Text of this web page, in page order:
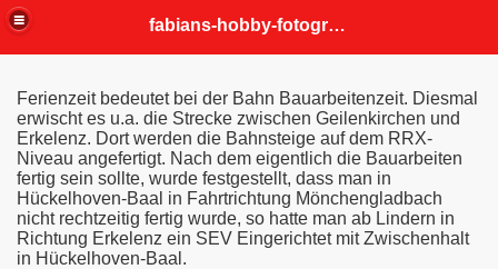
fabians-hobby-fotografien
Ferienzeit bedeutet bei der Bahn Bauarbeitenzeit. Diesmal
erwischt es u.a. die Strecke zwischen Geilenkirchen und
Erkelenz. Dort werden die Bahnsteige auf dem RRX-
Niveau angefertigt. Nach dem eigentlich die Bauarbeiten
fertig sein sollte, wurde festgestellt, dass man in
Hückelhoven-Baal in Fahrtrichtung Mönchengladbach
nicht rechtzeitig fertig wurde, so hatte man ab Lindern in
Richtung Erkelenz ein SEV Eingerichtet mit Zwischenhalt
in Hückelhoven-Baal.